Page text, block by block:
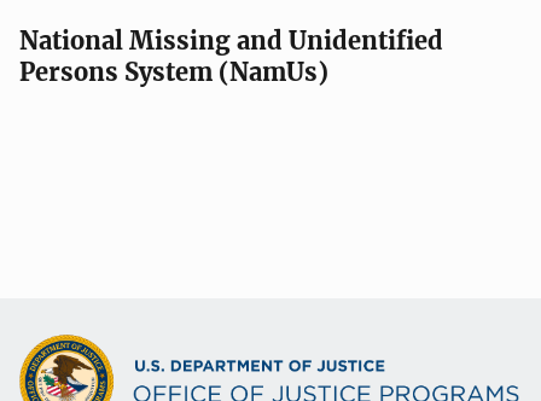
National Missing and Unidentified
Persons System (NamUs)